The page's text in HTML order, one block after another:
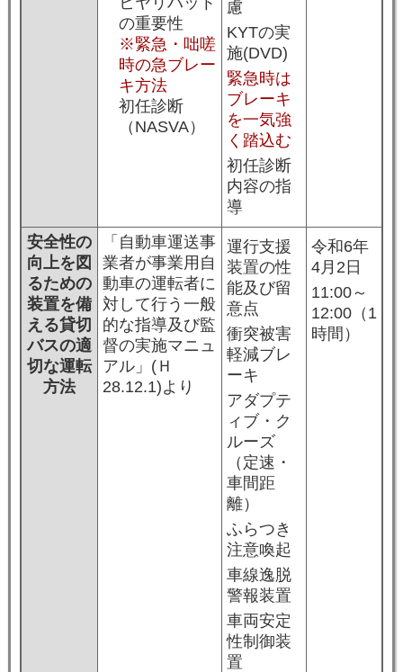
の重要性
※緊急・咄嗟
時の急ブレー
キ方法
初任診断
（NASVA）
慮
KYTの実
施(DVD)
緊急時は
ブレーキ
を一気強
く踏込む
初任診断
内容の指
導
安全性の
向上を図
るための
装置を備
える貸切
バスの適
切な運転
方法
「自動車運送事
業者が事業用自
動車の運転者に
対して行う一般
的な指導及び監
督の実施マニュ
アル」(Ｈ
28.12.1)より
運行支援
装置の性
能及び留
意点
衝突被害
軽減ブレ
ーキ
アダプテ
ィブ・ク
ルーズ
（定速・
車間距
離）
ふらつき
注意喚起
車線逸脱
警報装置
車両安定
性制御装
置
令和6年
4月2日
11:00～
12:00（1
時間）